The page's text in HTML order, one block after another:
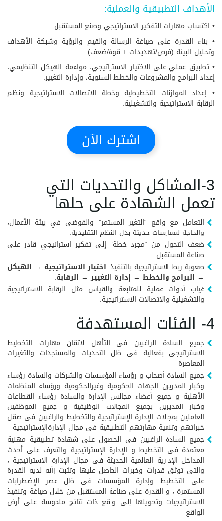
الأهداف التطبيقية والعملية:
• اكتساب مهارات التفكير الاستراتيجي وصنع المستقبل.
• بناء القدرة على صياغة الرسالة والقيم والرؤية وشبكة الأهداف
وتحليل البيئة (فرص/تهديدات + قوة/ضعف).
• تطبيق عملي على الاختيار الاستراتيجي، مواءمة الهيكل التنظيمي،
إعداد البرامج والمشروعات والخطط السنوية، وإدارة التغيير.
• إعداد الموازنات التخطيطية وخطة الاتصالات الاستراتيجية ونظم
الرقابة الاستراتيجية والتشغيلية.
اشترك الآن
3-المشاكل والتحديات التي
تعمل الشهادة على حلها
التعامل مع واقع “التغير المستمر” والفوضى في بيئة الأعمال،
والحاجة لممارسات حديثة بدل النظم التقليدية.
ضعف التحول من “مجرد خطة” إلى تفكير استراتيجي قادر على
صناعة المستقبل.
صعوبة ربط الاستراتيجية بالتنفيذ: اختيار الاستراتيجية → الهيكل
→ البرامج والخطط → إدارة التغيير → الرقابة.
غياب أدوات عملية للمتابعة والقياس مثل الرقابة الاستراتيجية
والتشغيلية والاتصالات الاستراتيجية.
4- الفئات المستهدفة
جميع السادة الراغبين فى التأهل لاتقان مهارات التخطيط
الاستراتيجى بفعالية فى ظل التحديات والمستجدات والتغيرات
المعاصرة
جميع السادة أصحاب و رؤساء المؤسسات والشركات والسادة رؤساء
وكبار المدريرن الجهات الحكومية وغيرالحكومية ورؤساء المنظمات
الأهلية و جميع أعضاء مجالس الإدارة والسادة رؤساء القطاعات
وكبار المديرين بجميع المجالات الوظيفية و جميع الموظفين
العاملين بمجالات الإدارة الإستراتيجية والتخطيط والراغبين فى صقل
خبراتهم وتنمية مهارتهم التطبيقية فى مجال الإدارةالإستراتيجية
جميع السادة الراغبين فى الحصول على شهادة تطبيقية مهنية
معتمدة فى التخطيط و الإدارة الإستراتيجية والتعرف على أحدث
المداخل الإدارية العالمية الحديثة فى مجال الإدارة الاستراتيجية ،
والتى توثق قدرات وخبرات الحاصل عليها وتثبت |أنه لديه القدرة
على التخطيط وإدارة المؤسسات فى ظل عصر الإضطرابات
المستمرة ، و القدرة على صناعة المستقبل من خلال صياغة وتنفيذ
الاستراتيجيات وتحويلها إلى واقع ذات نتائج ملموسة على أرض
الواقع